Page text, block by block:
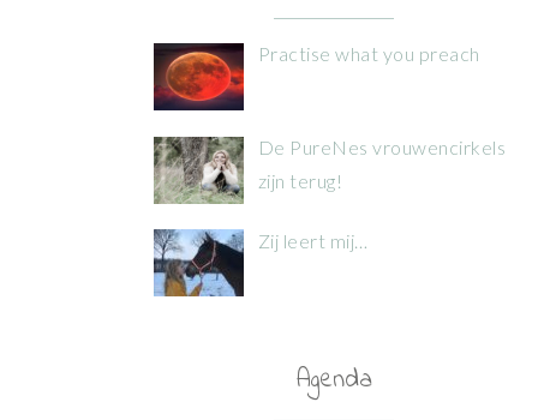
Practise what you preach
De PureNes vrouwencirkels
zijn terug!
Zij leert mij…
Agenda